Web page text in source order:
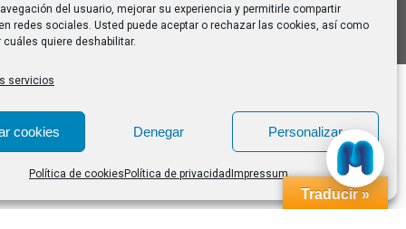
del usuario, mejorar su experiencia y permitirle compartir
redes sociales. Usted puede aceptar o rechazar las cookies, así como
cuáles quiere deshabilitar.
servicios
cookies Denegar Personalizar
Política de cookies Política de privacidad Impressum
Traducir »